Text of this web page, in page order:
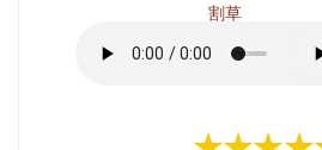
割草